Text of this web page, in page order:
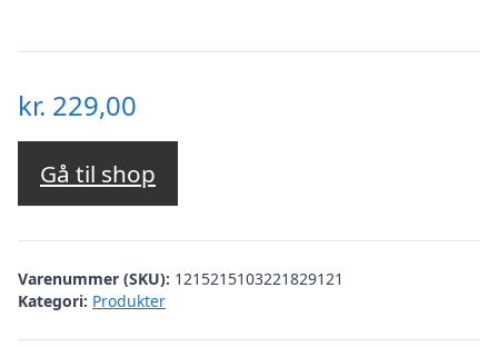
kr. 229,00
Gå til shop
Varenummer (SKU): 1215215103221829121
Kategori: Produkter